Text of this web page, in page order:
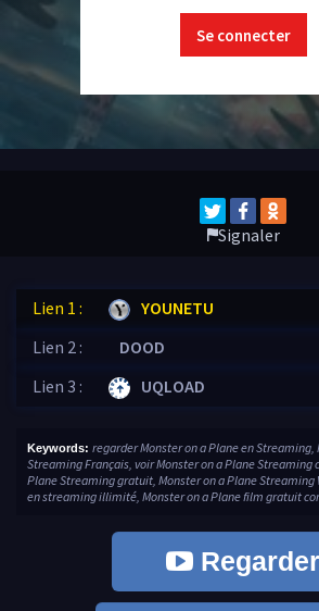
Se connecter
Signaler
Lien 1 :
YOUNETU
Lien 2 :
DOOD
Lien 3 :
UQLOAD
Keywords: regarder Monster on a Plane en Streaming,
Streaming Français, voir Monster on a Plane Streaming
Plane Streaming gratuit, Monster on a Plane Streaming
en streaming illimité, Monster on a Plane film gratuit
Regarder